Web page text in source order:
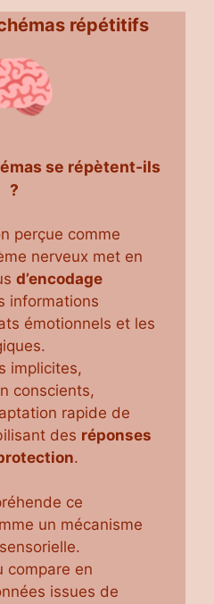
répétitifs
se répètent-ils
?
perçue comme
nerveux met en
d’encodage
informations
émotionnels et les
implicites,
conscients,
rapide de
des réponses
.
ce
un mécanisme
compare en
issues de